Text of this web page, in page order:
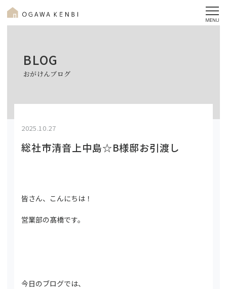
BLOG
おがけんブログ
2025.10.27
総社市清音上中島☆B様邸お引渡し
皆さん、こんにちは！
営業部の髙橋です。
今日のブログでは、